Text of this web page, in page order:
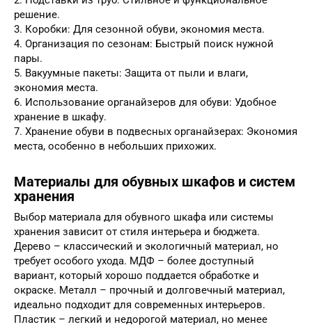
решение.
3. Коробки: Для сезонной обуви, экономия места.
4. Организация по сезонам: Быстрый поиск нужной
пары.
5. Вакуумные пакеты: Защита от пыли и влаги,
экономия места.
6. Использование органайзеров для обуви: Удобное
хранение в шкафу.
7. Хранение обуви в подвесных органайзерах: Экономия
места, особенно в небольших прихожих.
Материалы для обувных шкафов и систем
хранения
Выбор материала для обувного шкафа или системы
хранения зависит от стиля интерьера и бюджета.
Дерево – классический и экологичный материал, но
требует особого ухода. МДФ – более доступный
вариант, который хорошо поддается обработке и
окраске. Металл – прочный и долговечный материал,
идеально подходит для современных интерьеров.
Пластик – легкий и недорогой материал, но менее